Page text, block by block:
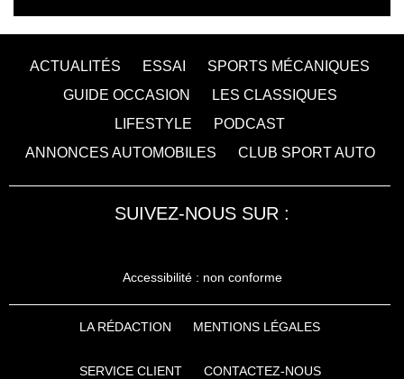
ACTUALITÉS ESSAI
SPORTS MÉCANIQUES
GUIDE OCCASION
LES CLASSIQUES
LIFESTYLE
PODCAST
ANNONCES AUTOMOBILES
CLUB SPORT AUTO
SUIVEZ-NOUS SUR :
Accessibilité : non conforme
LA RÉDACTION MENTIONS LÉGALES
SERVICE CLIENT CONTACTEZ-NOUS